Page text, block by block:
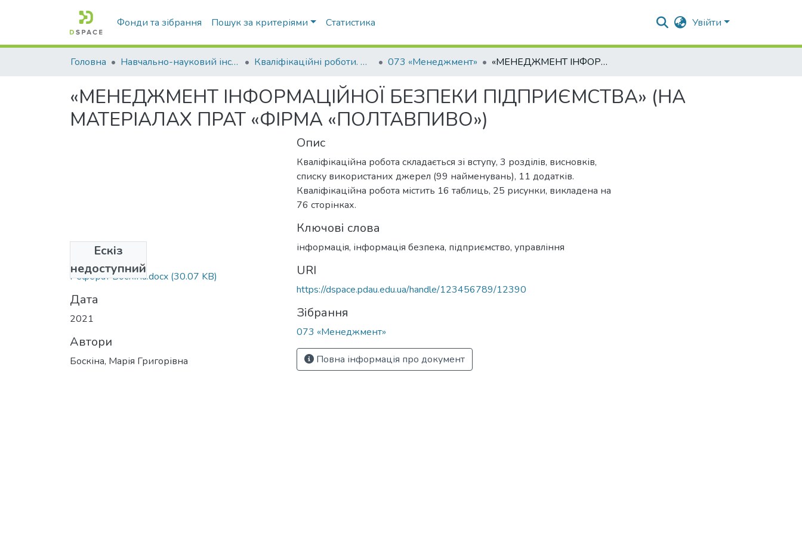
Фонди та зібрання Пошук за критеріями Статистика Увійти
Головна Навчально-науковий інститут економіки, управління, права та інформаційних технологій Кваліфікаційні роботи. ННІ економіки, управління, права та ІТ 073 «Менеджмент» «МЕНЕДЖМЕНТ ІНФОРМАЦІЙНОЇ БЕЗПЕКИ ПІДПРИЄМСТВА» (НА МАТЕРІАЛАХ ПРАТ «ФІРМА «ПОЛТАВПИВО»)
«МЕНЕДЖМЕНТ ІНФОРМАЦІЙНОЇ БЕЗПЕКИ ПІДПРИЄМСТВА» (НА
МАТЕРІАЛАХ ПРАТ «ФІРМА «ПОЛТАВПИВО»)
Ескіз
недоступний
Файли
Реферат Боскіна.docx (30.07 KB)
Дата
2021
Автори
Боскіна, Марія Григорівна
Опис
Кваліфікаційна робота складається зі вступу, 3 розділів, висновків,
списку використаних джерел (99 найменувань), 11 додатків.
Кваліфікаційна робота містить 16 таблиць, 25 рисунки, викладена на
76 сторінках.
Ключові слова
інформація, інформація безпека, підприємство, управління
URI
https://dspace.pdau.edu.ua/handle/123456789/12390
Зібрання
073 «Менеджмент»
Повна інформація про документ